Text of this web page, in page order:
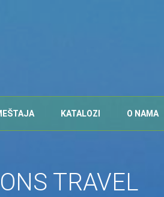
KATALOZI O NAMA
TRAVEL